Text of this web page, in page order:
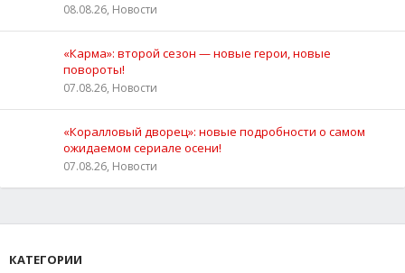
08.08.26, Новости
«Карма»: второй сезон — новые герои, новые
повороты!
07.08.26, Новости
«Коралловый дворец»: новые подробности о самом
ожидаемом сериале осени!
07.08.26, Новости
КАТЕГОРИИ